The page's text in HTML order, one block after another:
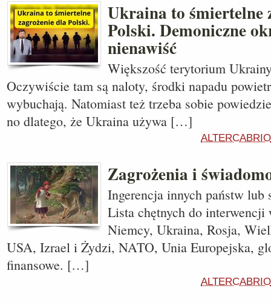
Ukraina to śmiertelne
Polski. Demoniczne
nienawiść
Większość terytorium
Oczywiście tam są naloty, środki napadu
wybuchają. Natomiast też trzeba sobie
no dlatego, że Ukraina używa […]
ALTERCABRIO
Zagrożenia i
Ingerencja innych państw lub
Lista chętnych do interwencji
Niemcy, Ukraina, Rosja,
USA, Izrael i Żydzi, NATO, Unia Europejska,
finansowe. […]
ALTERCABRIO